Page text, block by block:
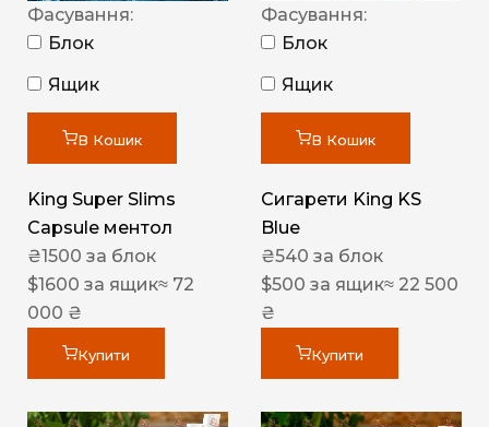
Фасування:
Блок
Ящик
В Кошик
King Super Slims
Capsule ментол
₴1500 за блок
$1600 за ящик≈ 72
000 ₴
Купити
Фасування:
Блок
Ящик
В Кошик
Сигарети King KS
Blue
₴540 за блок
$500 за ящик≈ 22 500
₴
Купити